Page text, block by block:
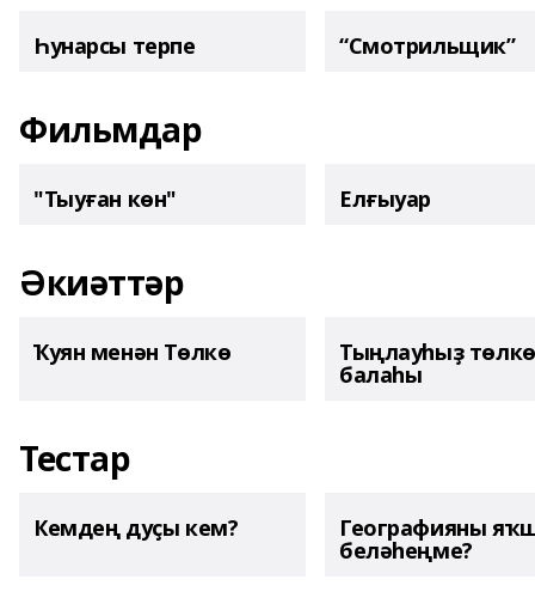
Һунарсы терпе “Смотрильщик”
Фильмдар
"Тыуған көн" Елғыуар
Әкиәттәр
Ҡуян менән Төлкө Тыңлауһыҙ төлкө
балаһы
Тестар
Кемдең дуҫы кем? Географияны
беләһеңме?